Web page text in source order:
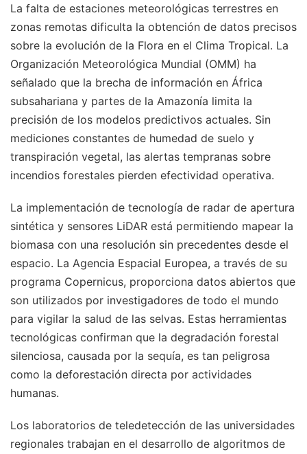
La falta de estaciones meteorológicas terrestres en
zonas remotas dificulta la obtención de datos precisos
sobre la evolución de la Flora en el Clima Tropical. La
Organización Meteorológica Mundial (OMM) ha
señalado que la brecha de información en África
subsahariana y partes de la Amazonía limita la
precisión de los modelos predictivos actuales. Sin
mediciones constantes de humedad de suelo y
transpiración vegetal, las alertas tempranas sobre
incendios forestales pierden efectividad operativa.
La implementación de tecnología de radar de apertura
sintética y sensores LiDAR está permitiendo mapear la
biomasa con una resolución sin precedentes desde el
espacio. La Agencia Espacial Europea, a través de su
programa Copernicus, proporciona datos abiertos que
son utilizados por investigadores de todo el mundo
para vigilar la salud de las selvas. Estas herramientas
tecnológicas confirman que la degradación forestal
silenciosa, causada por la sequía, es tan peligrosa
como la deforestación directa por actividades
humanas.
Los laboratorios de teledetección de las universidades
regionales trabajan en el desarrollo de algoritmos de